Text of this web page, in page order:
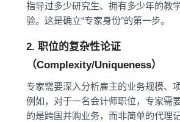
指导过多少研究生、拥有多少年的教
验。这是确立“专家身份”的第一步。
2. 职位的复杂性论证
（Complexity/Uniqueness）
专家需要深入分析雇主的业务规模、
例如，对于一名会计师职位，专家需
的是跨国并购业务，而非简单的代理